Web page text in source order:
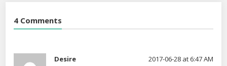
4 Comments
Desire 2017-06-28 at 6:47 AM